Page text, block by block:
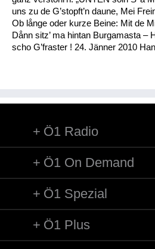
uns zu de G’stopft’n daune, Mei
Ob långe oder kurze Beine: Mit de
Dånn sitz’ ma hintan Burgamasta –
scho G’fraster ! 24. Jänner 2010
Ö1 Radio
Ö1 On Demand
Ö1 Spezial
Ö1 Plus